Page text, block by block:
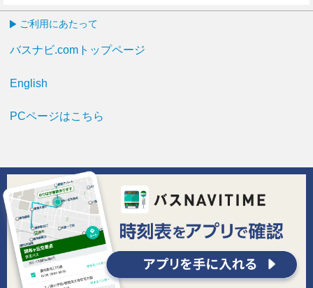
ご利用にあたって
バスナビ.comトップページ
English
PCページはこちら